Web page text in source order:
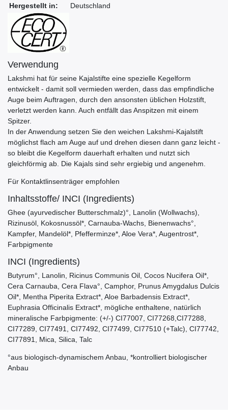
Hergestellt in: Deutschland
Verwendung
Lakshmi hat für seine Kajalstifte eine spezielle Kegelform
entwickelt - damit soll vermieden werden, dass das empfindliche
Auge beim Auftragen, durch den ansonsten üblichen Holzstift,
verletzt werden kann. Auch entfällt das Anspitzen mit einem
Spitzer.
In der Anwendung setzen Sie den weichen Lakshmi-Kajalstift
möglichst flach am Auge auf und drehen diesen dann ganz leicht -
so bleibt die Kegelform dauerhaft erhalten und nutzt sich
gleichförmig ab. Die Kajals sind sehr ergiebig und angenehm.
Für Kontaktlinsenträger empfohlen
Inhaltsstoffe/ INCI (Ingredients)
Ghee (ayurvedischer Butterschmalz)°, Lanolin (Wollwachs),
Rizinusöl, Kokosnussöl*, Carnauba-Wachs, Bienenwachs°,
Kampfer, Mandelöl*, Pfefferminze*, Aloe Vera*, Augentrost*,
Farbpigmente
INCI (Ingredients)
Butyrum°, Lanolin, Ricinus Communis Oil, Cocos Nucifera Oil*,
Cera Carnauba, Cera Flava°, Camphor, Prunus Amygdalus Dulcis
Oil*, Mentha Piperita Extract*, Aloe Barbadensis Extract*,
Euphrasia Officinalis Extract*, mögliche enthaltene, natürlich
mineralische Farbpigmente: (+/-) CI77007, CI77268,CI77288,
CI77289, CI77491, CI77492, CI77499, CI77510 (+Talc), CI77742,
CI77891, Mica, Silica, Talc
°aus biologisch-dynamischem Anbau, *kontrolliert biologischer
Anbau